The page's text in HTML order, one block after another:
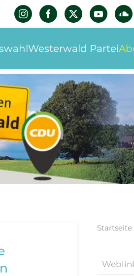
springen
Westerwald Partei
Startseite
Filterfeld